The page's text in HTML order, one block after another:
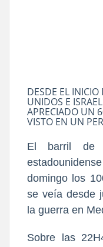
DESDE EL INICIO
UNIDOS E
APRECIADO UN
VISTO EN UN
El barril de
domingo los
se veía desde
la guerra en
Sobre las